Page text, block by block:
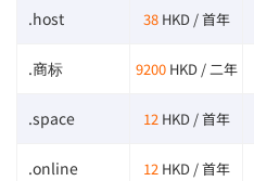
.host 38 HKD / 首年
.商标 9200 HKD / 二年
.space 12 HKD / 首年
.online 12 HKD / 首年